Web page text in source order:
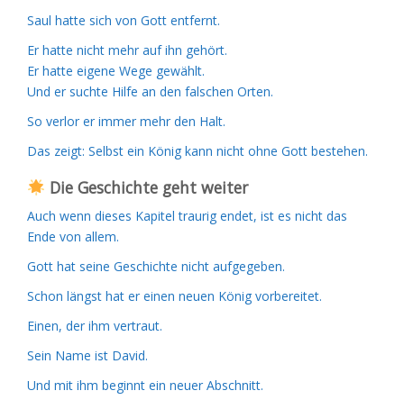
Saul hatte sich von Gott entfernt.
Er hatte nicht mehr auf ihn gehört.
Er hatte eigene Wege gewählt.
Und er suchte Hilfe an den falschen Orten.
So verlor er immer mehr den Halt.
Das zeigt: Selbst ein König kann nicht ohne Gott bestehen.
Die Geschichte geht weiter
Auch wenn dieses Kapitel traurig endet, ist es nicht das
Ende von allem.
Gott hat seine Geschichte nicht aufgegeben.
Schon längst hat er einen neuen König vorbereitet.
Einen, der ihm vertraut.
Sein Name ist David.
Und mit ihm beginnt ein neuer Abschnitt.